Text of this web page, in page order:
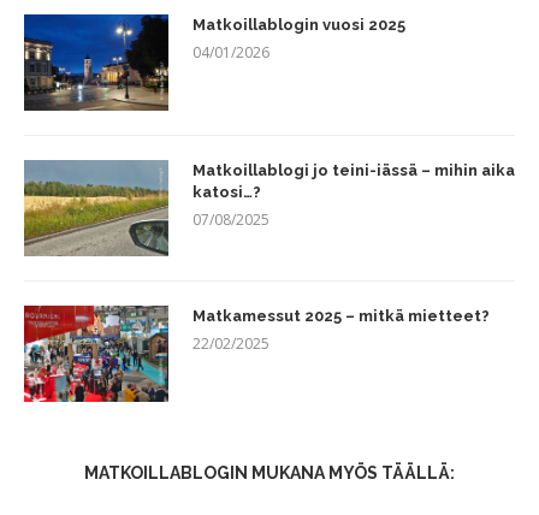
Matkoillablogin vuosi 2025
04/01/2026
Matkoillablogi jo teini-iässä – mihin aika
katosi…?
07/08/2025
Matkamessut 2025 – mitkä mietteet?
22/02/2025
MATKOILLABLOGIN MUKANA MYÖS TÄÄLLÄ: